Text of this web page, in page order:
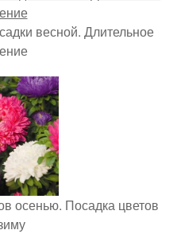
весной. Длительное
осенью. Посадка цветов